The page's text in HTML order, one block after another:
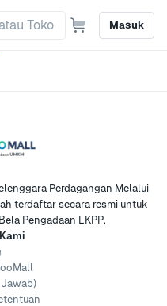
Masuk
Perdagangan Melalui
terdaftar secara resmi untuk
Pengadaan LKPP.
Jawab)